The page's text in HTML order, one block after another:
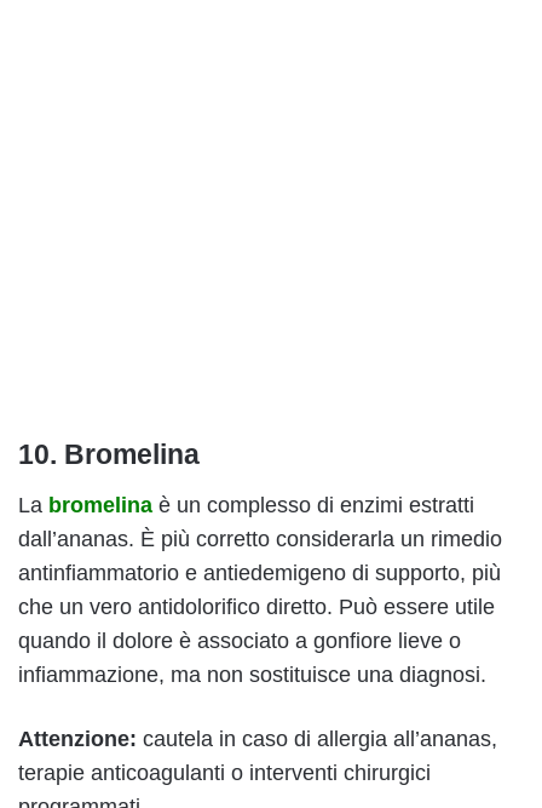
10. Bromelina
La bromelina è un complesso di enzimi estratti
dall’ananas. È più corretto considerarla un rimedio
antinfiammatorio e antiedemigeno di supporto, più
che un vero antidolorifico diretto. Può essere utile
quando il dolore è associato a gonfiore lieve o
infiammazione, ma non sostituisce una diagnosi.
Attenzione: cautela in caso di allergia all’ananas,
terapie anticoagulanti o interventi chirurgici